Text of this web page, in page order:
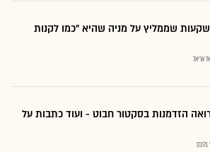
שממליץ על מניה שהיא "כמו לקנות
אריאל
הזדמנות בסקטור חבוט - ועוד כתבות על
גלובס